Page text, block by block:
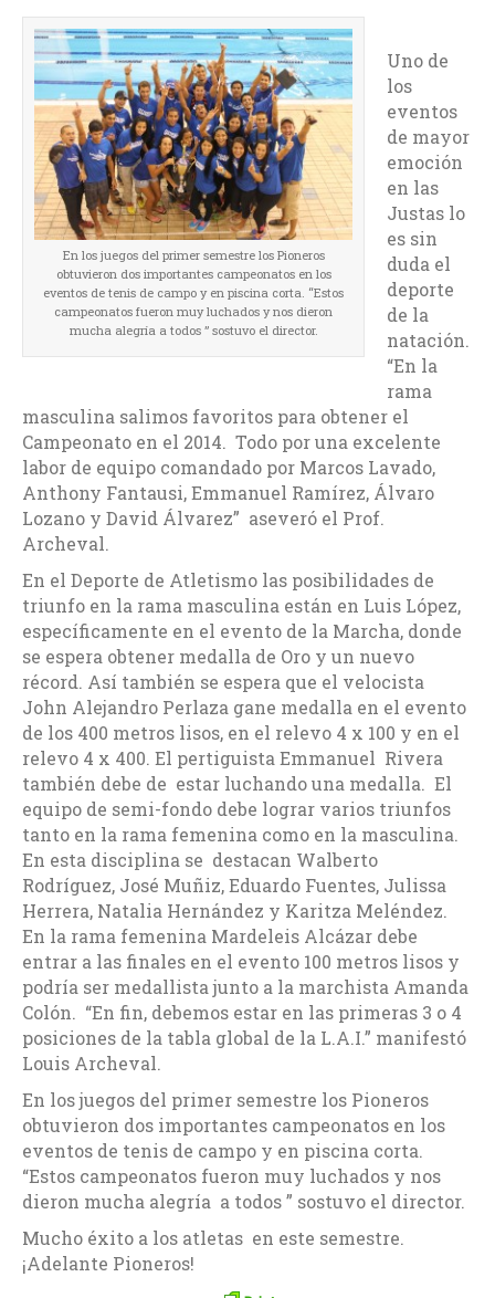
En los juegos del primer semestre los Pioneros
obtuvieron dos importantes campeonatos en los
eventos de tenis de campo y en piscina corta. “Estos
campeonatos fueron muy luchados y nos dieron
mucha alegría a todos ” sostuvo el director.
Uno de
los
eventos
de mayor
emoción
en las
Justas lo
es sin
duda el
deporte
de la
natación.
“En la
rama
masculina salimos favoritos para obtener el
Campeonato en el 2014. Todo por una excelente
labor de equipo comandado por Marcos Lavado,
Anthony Fantausi, Emmanuel Ramírez, Álvaro
Lozano y David Álvarez” aseveró el Prof.
Archeval.
En el Deporte de Atletismo las posibilidades de
triunfo en la rama masculina están en Luis López,
específicamente en el evento de la Marcha, donde
se espera obtener medalla de Oro y un nuevo
récord. Así también se espera que el velocista
John Alejandro Perlaza gane medalla en el evento
de los 400 metros lisos, en el relevo 4 x 100 y en el
relevo 4 x 400. El pertiguista Emmanuel Rivera
también debe de estar luchando una medalla. El
equipo de semi-fondo debe lograr varios triunfos
tanto en la rama femenina como en la masculina.
En esta disciplina se destacan Walberto
Rodríguez, José Muñiz, Eduardo Fuentes, Julissa
Herrera, Natalia Hernández y Karitza Meléndez.
En la rama femenina Mardeleis Alcázar debe
entrar a las finales en el evento 100 metros lisos y
podría ser medallista junto a la marchista Amanda
Colón. “En fin, debemos estar en las primeras 3 o 4
posiciones de la tabla global de la L.A.I.” manifestó
Louis Archeval.
En los juegos del primer semestre los Pioneros
obtuvieron dos importantes campeonatos en los
eventos de tenis de campo y en piscina corta.
“Estos campeonatos fueron muy luchados y nos
dieron mucha alegría a todos ” sostuvo el director.
Mucho éxito a los atletas en este semestre.
¡Adelante Pioneros!